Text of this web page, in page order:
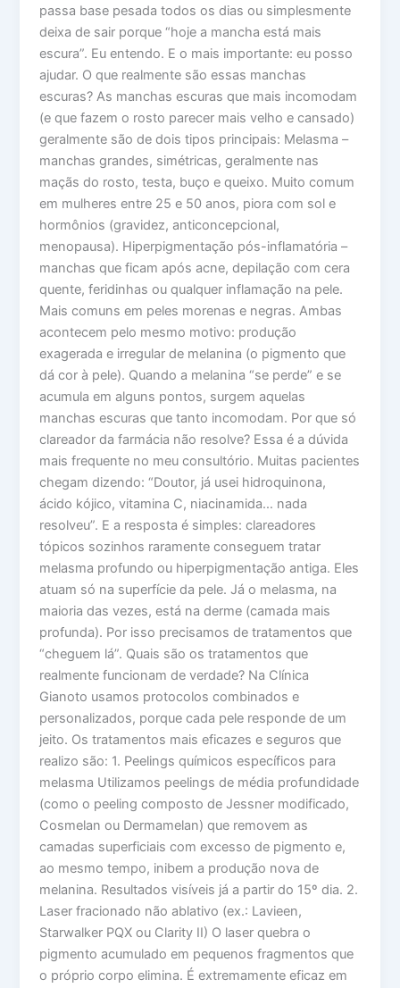
passa base pesada todos os dias ou simplesmente
deixa de sair porque “hoje a mancha está mais
escura”. Eu entendo. E o mais importante: eu posso
ajudar. O que realmente são essas manchas
escuras? As manchas escuras que mais incomodam
(e que fazem o rosto parecer mais velho e cansado)
geralmente são de dois tipos principais: Melasma –
manchas grandes, simétricas, geralmente nas
maçãs do rosto, testa, buço e queixo. Muito comum
em mulheres entre 25 e 50 anos, piora com sol e
hormônios (gravidez, anticoncepcional,
menopausa). Hiperpigmentação pós-inflamatória –
manchas que ficam após acne, depilação com cera
quente, feridinhas ou qualquer inflamação na pele.
Mais comuns em peles morenas e negras. Ambas
acontecem pelo mesmo motivo: produção
exagerada e irregular de melanina (o pigmento que
dá cor à pele). Quando a melanina “se perde” e se
acumula em alguns pontos, surgem aquelas
manchas escuras que tanto incomodam. Por que só
clareador da farmácia não resolve? Essa é a dúvida
mais frequente no meu consultório. Muitas pacientes
chegam dizendo: “Doutor, já usei hidroquinona,
ácido kójico, vitamina C, niacinamida… nada
resolveu”. E a resposta é simples: clareadores
tópicos sozinhos raramente conseguem tratar
melasma profundo ou hiperpigmentação antiga. Eles
atuam só na superfície da pele. Já o melasma, na
maioria das vezes, está na derme (camada mais
profunda). Por isso precisamos de tratamentos que
“cheguem lá”. Quais são os tratamentos que
realmente funcionam de verdade? Na Clínica
Gianoto usamos protocolos combinados e
personalizados, porque cada pele responde de um
jeito. Os tratamentos mais eficazes e seguros que
realizo são: 1. Peelings químicos específicos para
melasma Utilizamos peelings de média profundidade
(como o peeling composto de Jessner modificado,
Cosmelan ou Dermamelan) que removem as
camadas superficiais com excesso de pigmento e,
ao mesmo tempo, inibem a produção nova de
melanina. Resultados visíveis já a partir do 15º dia. 2.
Laser fracionado não ablativo (ex.: Lavieen,
Starwalker PQX ou Clarity II) O laser quebra o
pigmento acumulado em pequenos fragmentos que
o próprio corpo elimina. É extremamente eficaz em